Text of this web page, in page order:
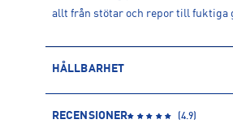
allt från stötar och repor till fuktiga
HÅLLBARHET
RECENSIONER (4.9)